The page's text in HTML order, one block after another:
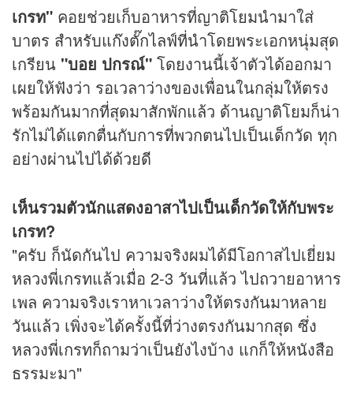
เกรท" คอยช่วยเก็บอาหารที่ญาติโยมนำมาใส่
บาตร สำหรับแก๊งตั๊กไลฟ์ที่นำโดยพระเอกหนุ่มสุด
เกรียน "บอย ปกรณ์" โดยงานนี้เจ้าตัวได้ออกมา
เผยให้ฟังว่า รอเวลาว่างของเพื่อนในกลุ่มให้ตรง
พร้อมกันมากที่สุดมาสักพักแล้ว ด้านญาติโยมก็น่า
รักไม่ได้แตกตื่นกับการที่พวกตนไปเป็นเด็กวัด ทุก
อย่างผ่านไปได้ด้วยดี
เห็นรวมตัวนักแสดงอาสาไปเป็นเด็กวัดให้กับพระ
เกรท?
"ครับ ก็นัดกันไป ความจริงผมได้มีโอกาสไปเยี่ยม
หลวงพี่เกรทแล้วเมื่อ 2-3 วันที่แล้ว ไปถวายอาหาร
เพล ความจริงเราหาเวลาว่างให้ตรงกันมาหลาย
วันแล้ว เพิ่งจะได้ครั้งนี้ที่ว่างตรงกันมากสุด ซึ่ง
หลวงพี่เกรทก็ถามว่าเป็นยังไงบ้าง แกก็ให้หนังสือ
ธรรมะมา"